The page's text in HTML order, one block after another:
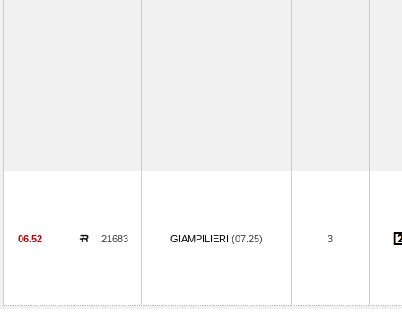
06.52 21683 GIAMPILIERI (07.25) 3